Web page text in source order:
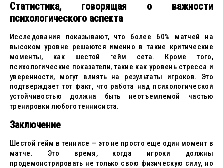
Статистика, говорящая о важности
психологического аспекта
Исследования показывают, что более 60% матчей на
высоком уровне решаются именно в такие критические
моменты, как шестой гейм сета. Кроме того,
психологические показатели, такие как уровень стресса и
уверенности, могут влиять на результаты игроков. Это
подтверждает тот факт, что работа над психологической
устойчивостью должна быть неотъемлемой частью
тренировки любого теннисиста.
Заключение
Шестой гейм в теннисе — это не просто еще один момент в
матче. Это время, когда игроки должны
продемонстрировать не только свою физическую силу, но